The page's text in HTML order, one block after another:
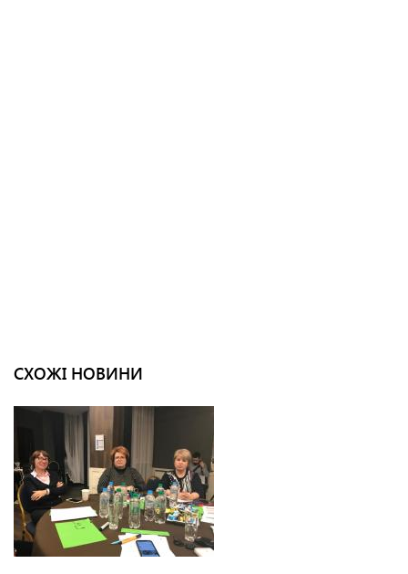
СХОЖІ НОВИНИ